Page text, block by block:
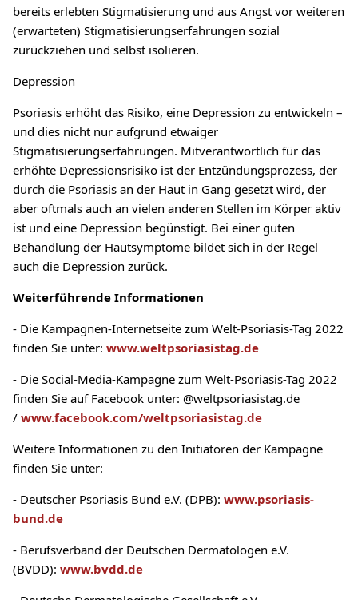
bereits erlebten Stigmatisierung und aus Angst vor weiteren
(erwarteten) Stigmatisierungserfahrungen sozial
zurückziehen und selbst isolieren.
Depression
Psoriasis erhöht das Risiko, eine Depression zu entwickeln –
und dies nicht nur aufgrund etwaiger
Stigmatisierungserfahrungen. Mitverantwortlich für das
erhöhte Depressionsrisiko ist der Entzündungsprozess, der
durch die Psoriasis an der Haut in Gang gesetzt wird, der
aber oftmals auch an vielen anderen Stellen im Körper aktiv
ist und eine Depression begünstigt. Bei einer guten
Behandlung der Hautsymptome bildet sich in der Regel
auch die Depression zurück.
Weiterführende Informationen
- Die Kampagnen-Internetseite zum Welt-Psoriasis-Tag 2022
finden Sie unter: www.weltpsoriasistag.de
- Die Social-Media-Kampagne zum Welt-Psoriasis-Tag 2022
finden Sie auf Facebook unter: @weltpsoriasistag.de
/ www.facebook.com/weltpsoriasistag.de
Weitere Informationen zu den Initiatoren der Kampagne
finden Sie unter:
- Deutscher Psoriasis Bund e.V. (DPB): www.psoriasis-
bund.de
- Berufsverband der Deutschen Dermatologen e.V.
(BVDD): www.bvdd.de